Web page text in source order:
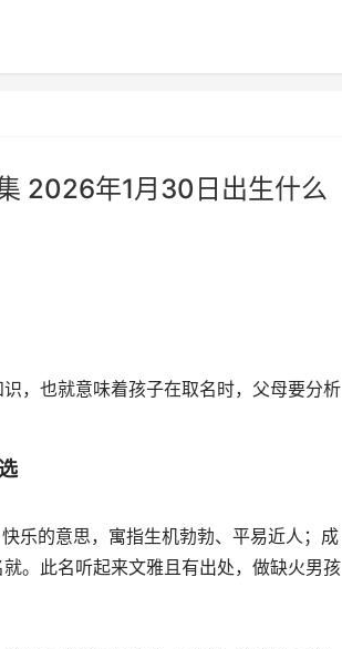
2026年1月30日出生什么
，也就意味着孩子在取名时，父母要分析
乐的意思，寓指生机勃勃、平易近人；成
。此名听起来文雅且有出处，做缺火男孩